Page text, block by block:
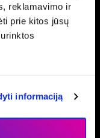
reklamavimo ir
prie kitos jūsų
informaciją